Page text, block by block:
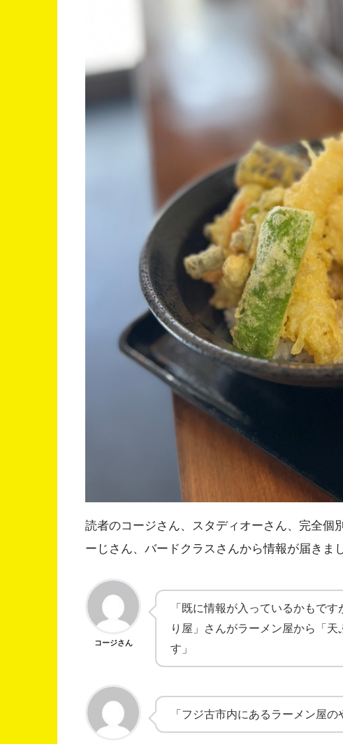
読者のコージさん、スタディオーさん、完全個
ーじさん、バードクラスさんから情報が届きま
コージさん
「既に情報が入っているかもで
り屋」さんがラーメン屋から「
す」
「フジ古市内にあるラーメン屋